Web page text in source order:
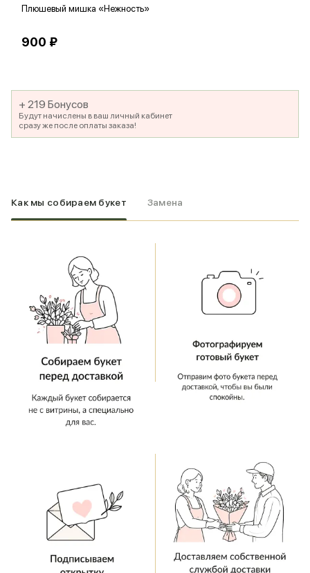
Плюшевый мишка «Нежность»
900 ₽
+ 219 Бонусов
Будут начислены в ваш личный кабинет
сразу же после оплаты заказа!
Как мы собираем букет Замена